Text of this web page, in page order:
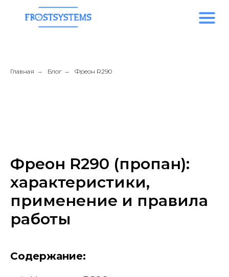
Главная → Блог → Фреон R290
Фреон R290 (пропан):
характеристики,
применение и правила
работы
Содержание: